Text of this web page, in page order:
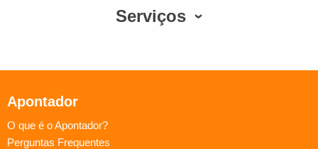
Serviços
Apontador
O que é o Apontador?
Perguntas Frequentes